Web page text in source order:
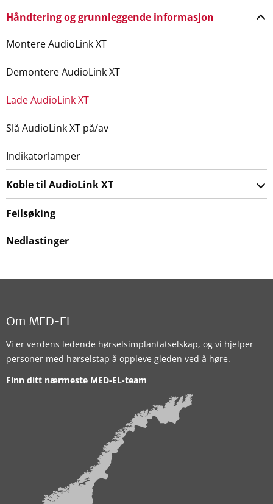
Håndtering og grunnleggende informasjon
Montere AudioLink XT
Demontere AudioLink XT
Lade AudioLink XT
Slå AudioLink XT på/av
Indikatorlamper
Koble til AudioLink XT
Feilsøking
Nedlastinger
Om MED-EL
Vi er verdens ledende hørselsimplantatselskap, og vi hjelper
personer med hørselstap å oppleve gleden ved å høre.
Finn ditt nærmeste MED-EL-team